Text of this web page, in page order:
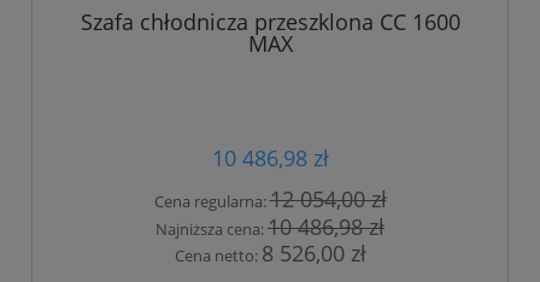
Szafa chłodnicza przeszklona CC 1600
MAX
10 486,98 zł
Cena regularna:12 054,00 zł
Najniższa cena:10 486,98 zł
Cena netto: 8 526,00 zł